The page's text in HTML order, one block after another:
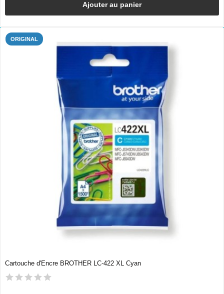
Ajouter au panier
ORIGINAL
Cartouche d'Encre BROTHER LC-422 XL Cyan